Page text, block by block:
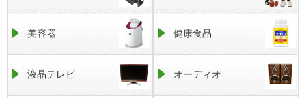
美容器 健康食品
液晶テレビ オーディオ